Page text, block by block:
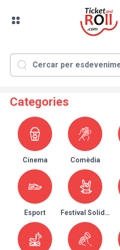
Categories
Cinema Comèdia
Esport Festival Solidari